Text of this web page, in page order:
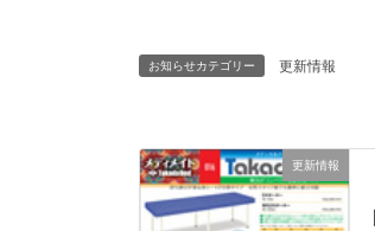
お知らせカテゴリー 更新情報
更新情報